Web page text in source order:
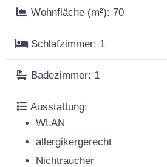
Wohnfläche (m²):70
Schlafzimmer: 1
Badezimmer: 1
Ausstattung:
WLAN
allergikergerecht
Nichtraucher